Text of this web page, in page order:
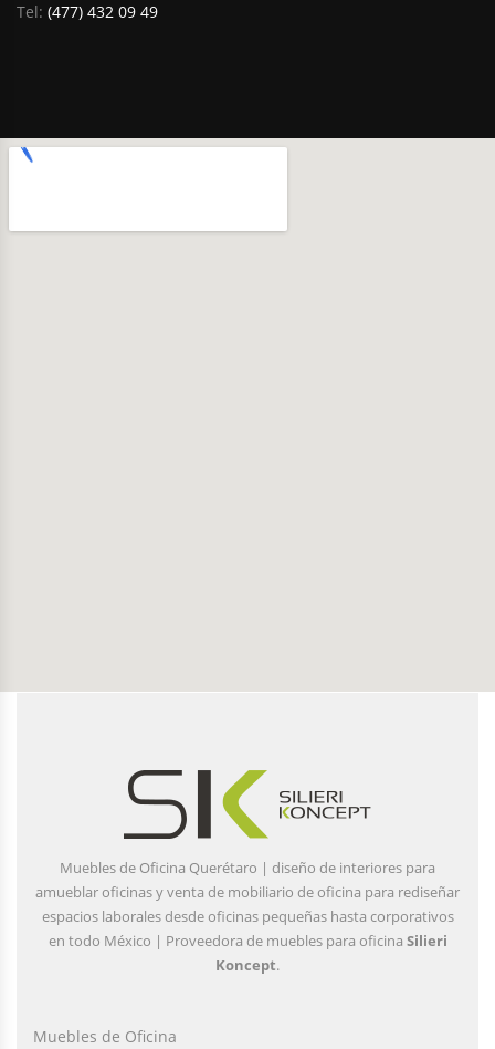
Tel: (477) 432 09 49
Muebles de Oficina Querétaro | diseño de interiores para
amueblar oficinas y venta de mobiliario de oficina para rediseñar
espacios laborales desde oficinas pequeñas hasta corporativos
en todo México | Proveedora de muebles para oficina Silieri
Koncept.
Muebles de Oficina